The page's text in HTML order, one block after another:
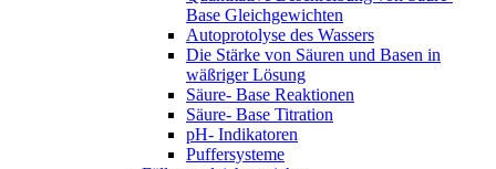
Base Gleichgewichten
Autoprotolyse des Wassers
Die Stärke von Säuren und Basen in
wäßriger Lösung
Säure- Base Reaktionen
Säure- Base Titration
pH- Indikatoren
Puffersysteme